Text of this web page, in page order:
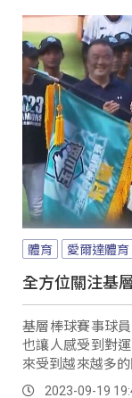
體育 愛爾達體育
全方位關注基
基層棒球賽事球
也讓人感受到對
來受到越來越多
爾達電視即將迎接
2023-09-19